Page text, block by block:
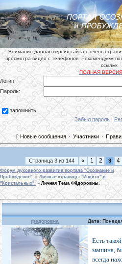
Внимание данная версия сайта с очень
просмотра видео с телефонов. Рекомендуем
ссылке:
ПОЛНАЯ
Логин:
Пароль:
запомнить
Забыл пароль|
[ Новые сообщения · Участники ·
Страница 3 из 144 « 1 2 3 4
Форум духовного развития портала "Осознание и
Пробуждение". » Личные страницы "Индиго" и
"Кристальных". » Личная Тема Фёдоровны.
федоровна Дата:
Есть
машина,
всегда